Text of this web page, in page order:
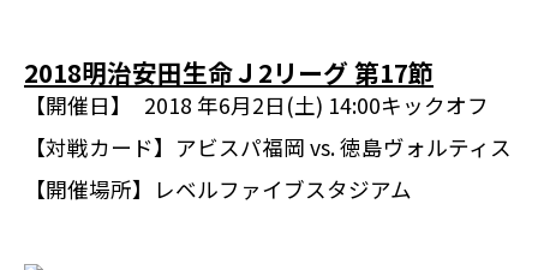
2018明治安田生命Ｊ2リーグ 第17節
【開催日】
2018 年6月2日(土) 14:00キックオフ
【対戦カード】 アビスパ福岡 vs. 徳島ヴォルティス
【開催場所】
レベルファイブスタジアム